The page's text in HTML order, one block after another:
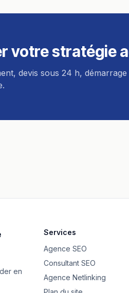
votre stratégie
devis sous 24 h, démarrage
en
Services
Agence SEO
Consultant SEO
Agence Netlinking